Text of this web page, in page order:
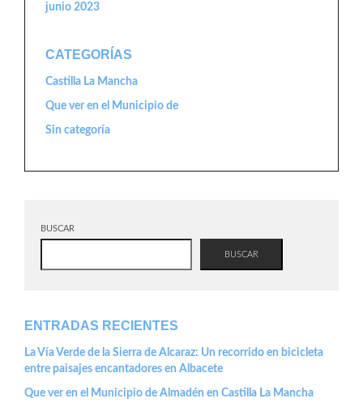
junio 2023
CATEGORÍAS
Castilla La Mancha
Que ver en el Municipio de
Sin categoría
BUSCAR
BUSCAR
ENTRADAS RECIENTES
La Vía Verde de la Sierra de Alcaraz: Un recorrido en bicicleta
entre paisajes encantadores en Albacete
Que ver en el Municipio de Almadén en Castilla La Mancha